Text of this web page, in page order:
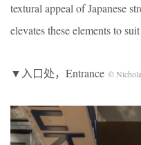
textural appeal of Japanese
elevates these elements to
▼入口处，Entrance ©